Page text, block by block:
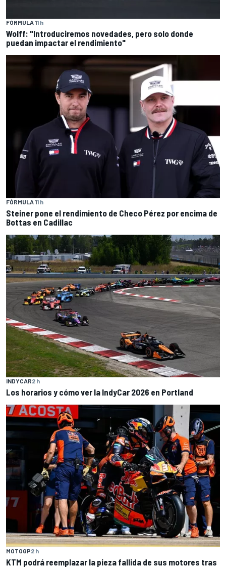
FÓRMULA 11 h
Wolff: "Introduciremos novedades, pero solo donde
puedan impactar el rendimiento"
FÓRMULA 11 h
Steiner pone el rendimiento de Checo Pérez por encima de
Bottas en Cadillac
INDYCAR2 h
Los horarios y cómo ver la IndyCar 2026 en Portland
MOTOGP2 h
KTM podrá reemplazar la pieza fallida de sus motores tras